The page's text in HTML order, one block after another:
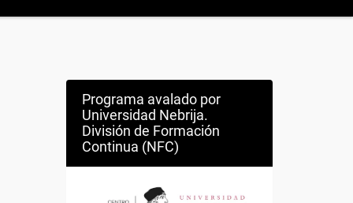
Programa avalado por
Universidad Nebrija.
División de Formación
Continua (NFC)